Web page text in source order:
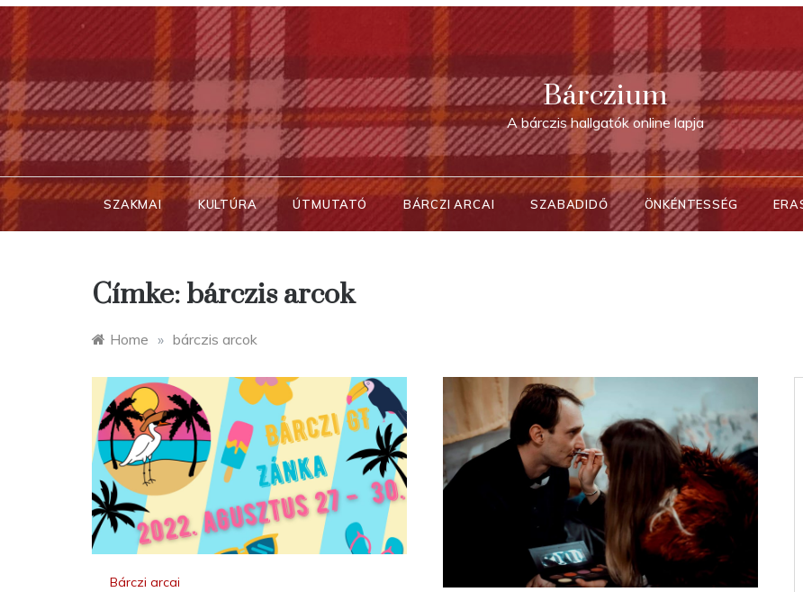
Skip
content
Bárczium
A bárczis hallgatók online lapja
SZAKMAI KULTÚRA ÚTMUTATÓ BÁRCZI ARCAI SZABADIDŐ ÖNKÉNTESSÉG
Címke: bárczis arcok
Home » bárczis arcok
Bárczi arcai